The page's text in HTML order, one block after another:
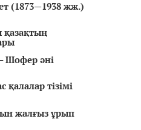
(1873—1938 жж.)
қазақтың
Шофер әні
қалалар тізімі
жалғыз ұрып